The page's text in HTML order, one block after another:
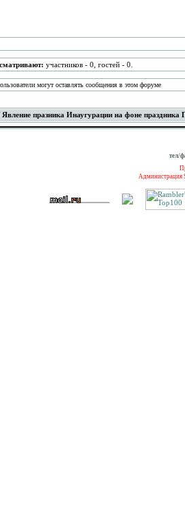
участников - 0, гостей - 0.
могут оставлять сообщения в этом форуме
Явление празника Инаугурации на фоне праздника
тел/
Администрация